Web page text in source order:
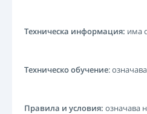
Техническа информация: има
Техническо обучение:
Правила и условия: означава